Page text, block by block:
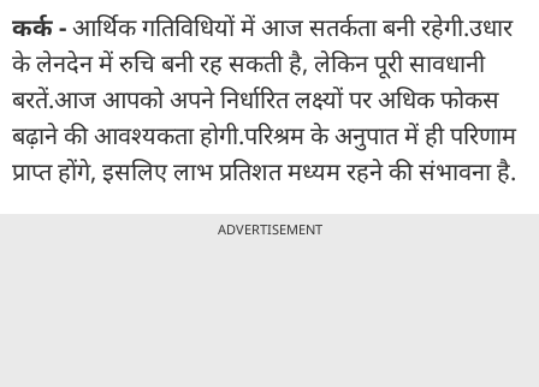
कर्क -आर्थिक गतिविधियों में आज सतर्कता बनी रहेगी.उधार
के लेनदेन में रुचि बनी रह सकती है, लेकिन पूरी सावधानी
बरतें.आज आपको अपने निर्धारित लक्ष्यों पर अधिक फोकस
बढ़ाने की आवश्यकता होगी.परिश्रम के अनुपात में ही परिणाम
प्राप्त होंगे, इसलिए लाभ प्रतिशत मध्यम रहने की संभावना है.
ADVERTISEMENT